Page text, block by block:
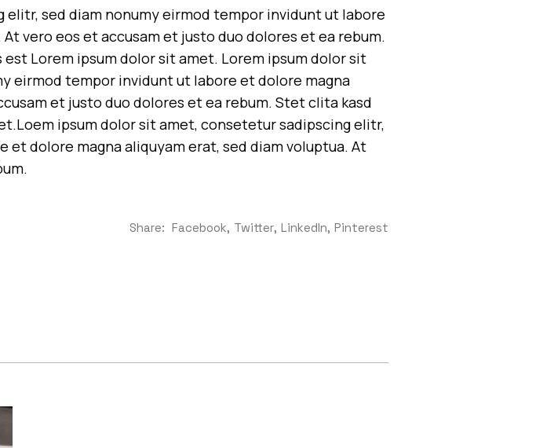
sed diam nonumy eirmod tempor invidunt ut labore
vero eos et accusam et justo duo dolores et ea rebum.
Lorem ipsum dolor sit amet. Lorem ipsum dolor sit
eirmod tempor invidunt ut labore et dolore magna
et justo duo dolores et ea rebum. Stet clita kasd
ipsum dolor sit amet, consetetur sadipscing elitr,
dolore magna aliquyam erat, sed diam voluptua. At
Share: Facebook Twitter LinkedIn Pinterest